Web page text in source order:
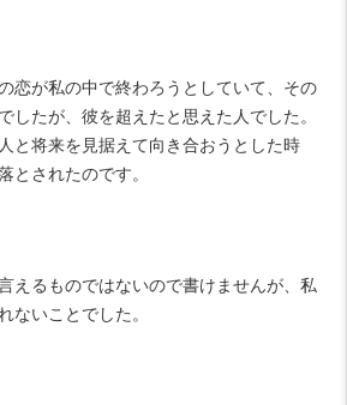
恋が私の中で終わろうとしていて、その
したが、彼を超えたと思えた人でした。
と将来を見据えて向き合おうとした時
とされたのです。
えるものではないので書けませんが、私
ないことでした。